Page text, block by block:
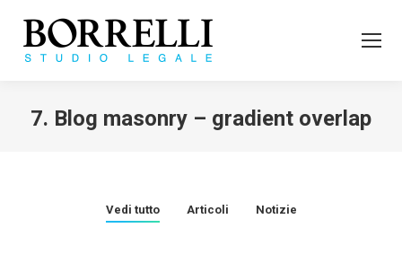
7. Blog masonry – gradient overlap
Vedi tutto Articoli Notizie